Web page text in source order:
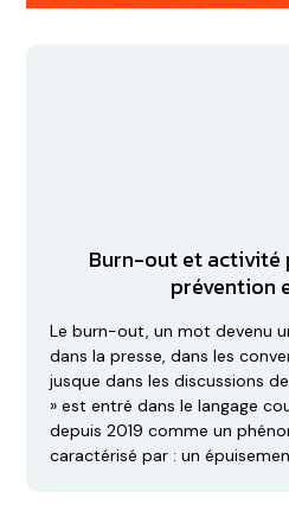
Burn-out et activité
prévention
Le burn-out, un mot devenu
dans la presse, dans les
jusque dans les discussions
» est entré dans le langage
depuis 2019 comme un
caractérisé par : un